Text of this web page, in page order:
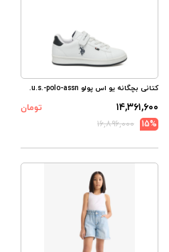
کتانی بچگانه یو اس پولو u.s.-polo-assn.
۱۴,۳۶۱,۶۰۰
تومان
15%
۱۶,۸۹۶,۰۰۰